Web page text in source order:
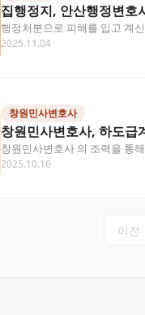
집행정지, 안산행정변호
행정처분으로 피해를 입고 계
조력을 받으면 복잡한 집행…
2025.11.04
창원민사변호사
창원민사변호사, 하도급
창원민사변호사 의 조력을 통
소송까지 전문적 대응이…
2025.10.16
이전